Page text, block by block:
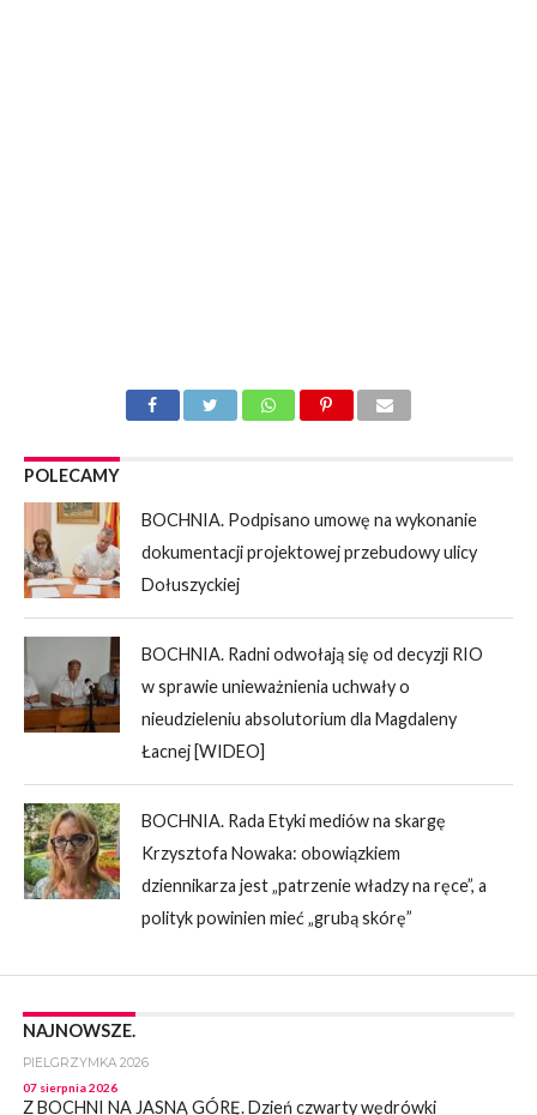
POLECAMY
BOCHNIA. Podpisano umowę na wykonanie
dokumentacji projektowej przebudowy ulicy
Dołuszyckiej
BOCHNIA. Radni odwołają się od decyzji RIO
w sprawie unieważnienia uchwały o
nieudzieleniu absolutorium dla Magdaleny
Łacnej [WIDEO]
BOCHNIA. Rada Etyki mediów na skargę
Krzysztofa Nowaka: obowiązkiem
dziennikarza jest „patrzenie władzy na ręce”, a
polityk powinien mieć „grubą skórę”
NAJNOWSZE.
PIELGRZYMKA 2026
07 sierpnia 2026
Z BOCHNI NA JASNĄ GÓRĘ. Dzień czwarty wędrówki